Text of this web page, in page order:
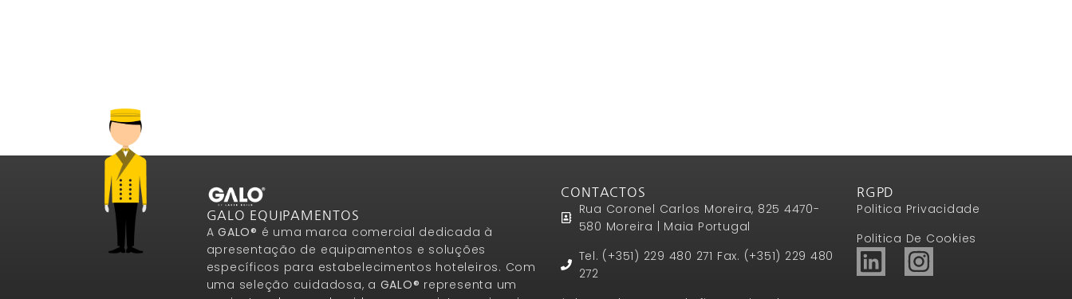
GALO EQUIPAMENTOS
AGALO® é uma marca comercial dedicada à
apresentação de equipamentos e soluções
específicos para estabelecimentos hoteleiros. Com
uma seleção cuidadosa, a GALO® representa um
CONTACTOS
Rua Coronel Carlos Moreira, 825 4470-
580 Moreira | Maia Portugal
Tel. (+351) 229 480 271 Fax. (+351) 229 480
272
RGPD
Politica Privacidade
Politica De Cookies